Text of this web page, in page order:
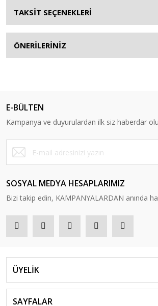
TAKSİT SEÇENEKLERİ
ÖNERİLERİNİZ
E-BÜLTEN
Kampanya ve duyurulardan ilk siz haberdar
SOSYAL MEDYA HESAPLARIMIZ
Bizi takip edin, KAMPANYALARDAN anında
ÜYELİK
SAYFALAR